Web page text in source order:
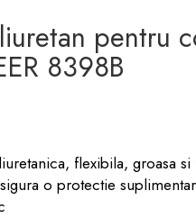
pentru
8398B
flexibila, groasa
o protectie